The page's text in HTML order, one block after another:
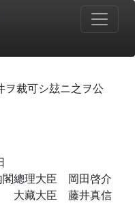
ヲ裁可シ玆ニ之ヲ公
閣總理大臣 岡田啓介
大藏大臣 藤井真信